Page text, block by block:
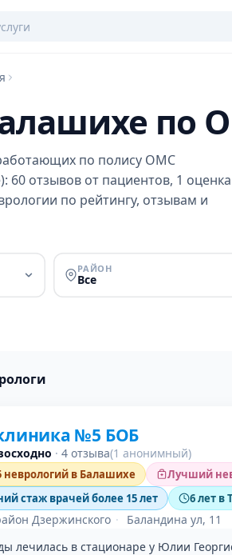
по
по полису ОМС
60 отзывов от пациентов, 1
по рейтингу, отзывам и
РАЙОН
Все
№5 БОБ
· 4 отзыва(1 анонимный)
неврологий в Балашихе
Лучший
стаж врачей более 15 лет
6 лет в
Дзержинского ·
Баландина ул, 11
лечилась в стационаре у Юлии